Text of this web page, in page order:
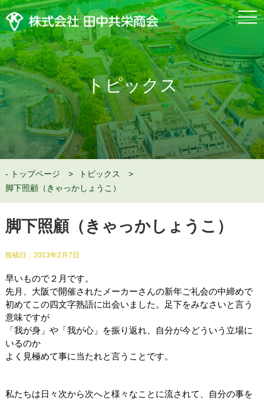
トピックス
トップページ
トピックス
脚下照顧（きゃっかしょうこ）
脚下照顧（きゃっかしょうこ）
投稿日： 2013年2月7日
早いもので２月です。
先月、大阪で開催されたメーカーさんの新年ご礼会の中締めで
初めてこの四文字熟語に出会いました。足下をみなさいと言う
意味ですが
「我が身」や「我が心」を振り返れ、自分が今どういう立場に
いるのか
よく見極めて事に当たれと言うことです。
私たちは日々次から次へと様々なことに流されて、自分の事を